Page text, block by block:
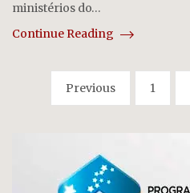
ministérios do…
Continue Reading
Paginação
Previous 1